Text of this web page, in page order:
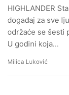
HIGHLANDER
događaj za sve
održaće se šesti
U godini koja…
Milica Luković